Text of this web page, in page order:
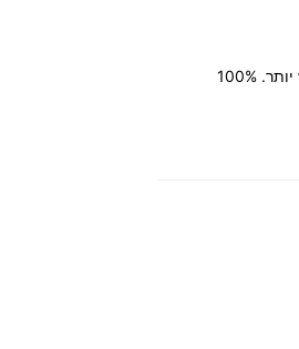
מיקוח, החלפה (טרייד אין) אפשרית, נקנה את רכבך במחירון (מכירון), בתמורה לחדש יותר. 100%